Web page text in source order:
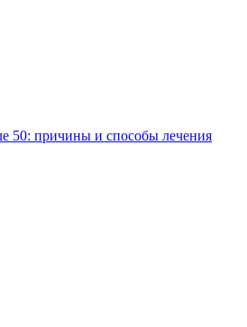
50: причины и способы лечения